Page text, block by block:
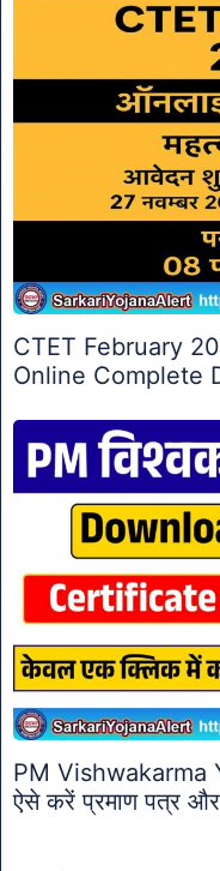
CTET February
Online Complete
PM Vishwakarma
ऐसे करें प्रमाण पत्र